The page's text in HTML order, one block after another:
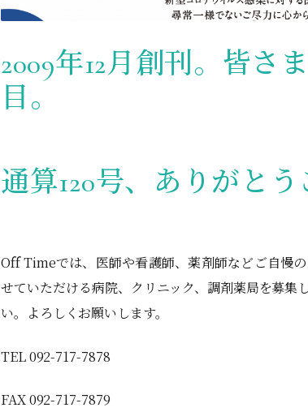
2009年12月創刊。皆さ
目。
通算120号、ありがとう
Off Timeでは、医師や看護師、薬剤師などご自慢
せていただける病院、クリニック、調剤薬局を募集
い。よろしくお願いします。
TEL 092-717-7878
FAX 092-717-7879